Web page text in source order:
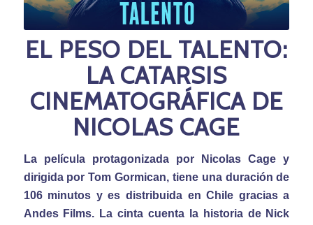
EL PESO DEL TALENTO:
LA CATARSIS
CINEMATOGRÁFICA DE
NICOLAS CAGE
La película protagonizada por Nicolas Cage y
dirigida por Tom Gormican, tiene una duración de
106 minutos y es distribuida en Chile gracias a
Andes Films. La cinta cuenta la historia de Nick